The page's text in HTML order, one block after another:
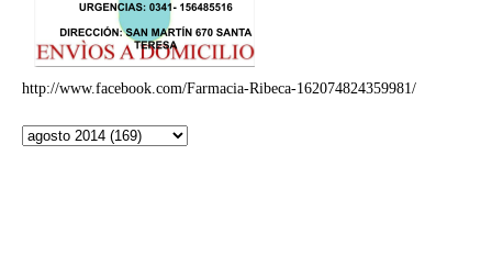
http://www.facebook.com/Farmacia-Ribeca-162074824359981/